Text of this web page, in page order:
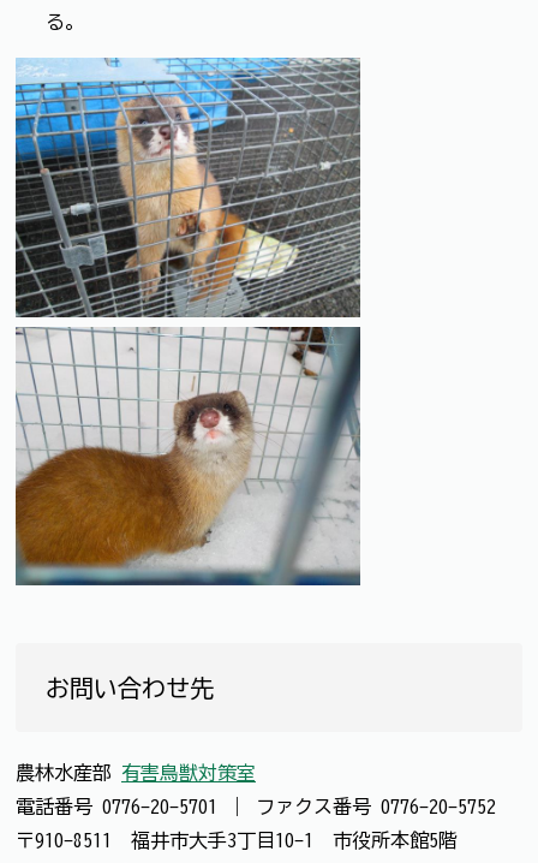
る。
お問い合わせ先
農林水産部 有害鳥獣対策室
電話番号 0776-20-5701 ファクス番号 0776-20-5752
〒910-8511 福井市大手3丁目10-1 市役所本館5階